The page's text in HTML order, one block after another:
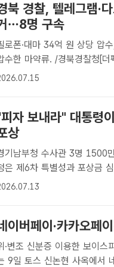
북 경찰, 텔레그램·
…8명 구속
로폰·대마 34억 원 상당 압수, 범
수한 마약류. /경북경찰청[
약류를 텔레그램을 통해 조
자 보내라" 대통령
상
기남부청 수사관 3명 1500만
은 제6차 특별성과 포상금
수사2대 이진형 경위 등 3명
이버페이·카카오페
·변조 신분증 이용한 보이스피싱·
9일 토스 신논현 사옥에서